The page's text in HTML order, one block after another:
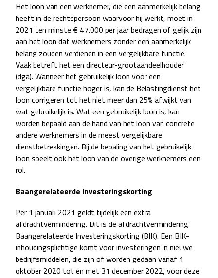
Het loon van een werknemer, die een aanmerkelijk belang
heeft in de rechtspersoon waarvoor hij werkt, moet in
2021 ten minste € 47.000 per jaar bedragen of gelijk zijn
aan het loon dat werknemers zonder een aanmerkelijk
belang zouden verdienen in een vergelijkbare functie.
Vaak betreft het een directeur-grootaandeelhouder
(dga). Wanneer het gebruikelijk loon voor een
vergelijkbare functie hoger is, kan de Belastingdienst het
loon corrigeren tot het niet meer dan 25% afwijkt van
wat gebruikelijk is. Wat een gebruikelijk loon is, kan
worden bepaald aan de hand van het loon van concrete
andere werknemers in de meest vergelijkbare
dienstbetrekkingen. Bij de bepaling van het gebruikelijk
loon speelt ook het loon van de overige werknemers een
rol.
Baangerelateerde Investeringskorting
Per 1 januari 2021 geldt tijdelijk een extra
afdrachtvermindering. Dit is de afdrachtvermindering
Baangerelateerde Investeringskorting (BIK). Een BIK-
inhoudingsplichtige komt voor investeringen in nieuwe
bedrijfsmiddelen, die zijn of worden gedaan vanaf 1
oktober 2020 tot en met 31 december 2022, voor deze